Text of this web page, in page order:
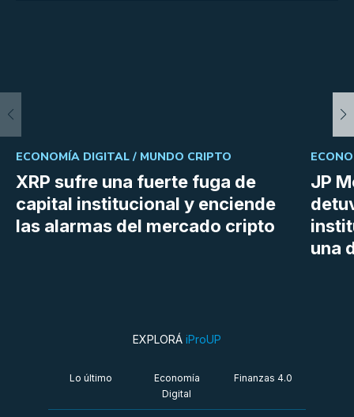
XRP sufre una fuerte fuga de
capital institucional y enciende
las alarmas del mercado cripto
ECONOMÍA DIGITAL / MUNDO CRIPTO
JP
una
EXPLORÁ iProUP
Lo último
Economía
Digital
Finanzas 4.0